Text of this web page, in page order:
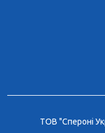
ТОВ "Спероні